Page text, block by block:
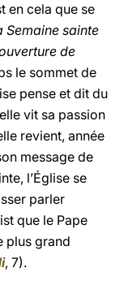
en cela que se
Semaine sainte
de
le sommet de
pense et dit du
vit sa passion
revient, année
message de
l’Église se
parler
que le Pape
plus grand
, 7).